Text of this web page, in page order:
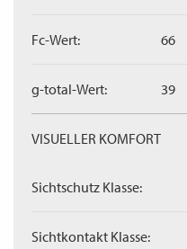
Fc-Wert: 66
g-total-Wert: 39
VISUELLER KOMFORT
Sichtschutz Klasse:
Sichtkontakt Klasse: